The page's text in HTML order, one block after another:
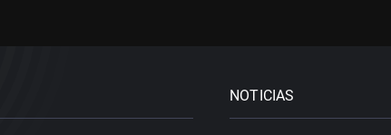
NOTICIAS